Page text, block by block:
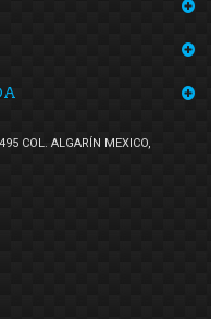
COL. ALGARÍN MEXICO,